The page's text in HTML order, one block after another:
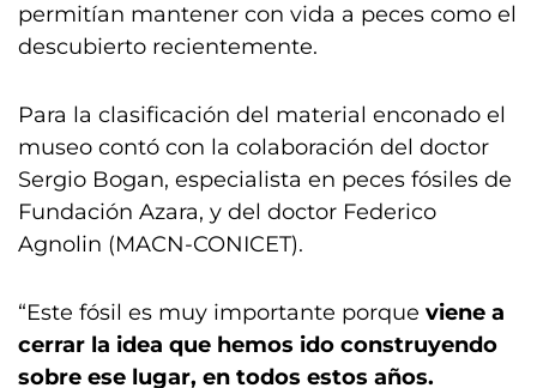
permitían mantener con vida a peces como el
descubierto recientemente.
Para la clasificación del material enconado el
museo contó con la colaboración del doctor
Sergio Bogan, especialista en peces fósiles de
Fundación Azara, y del doctor Federico
Agnolin (MACN-CONICET).
“Este fósil es muy importante porque viene a
cerrar la idea que hemos ido construyendo
sobre ese lugar, en todos estos años.